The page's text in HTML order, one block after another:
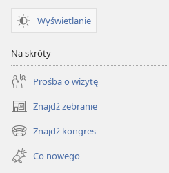
Wyświetlanie
Na skróty
Prośba o wizytę
Znajdź zebranie
(opens
new
window)
Znajdź kongres
(opens
new
window)
Co nowego